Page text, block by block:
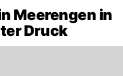
Meerengen in
Druck